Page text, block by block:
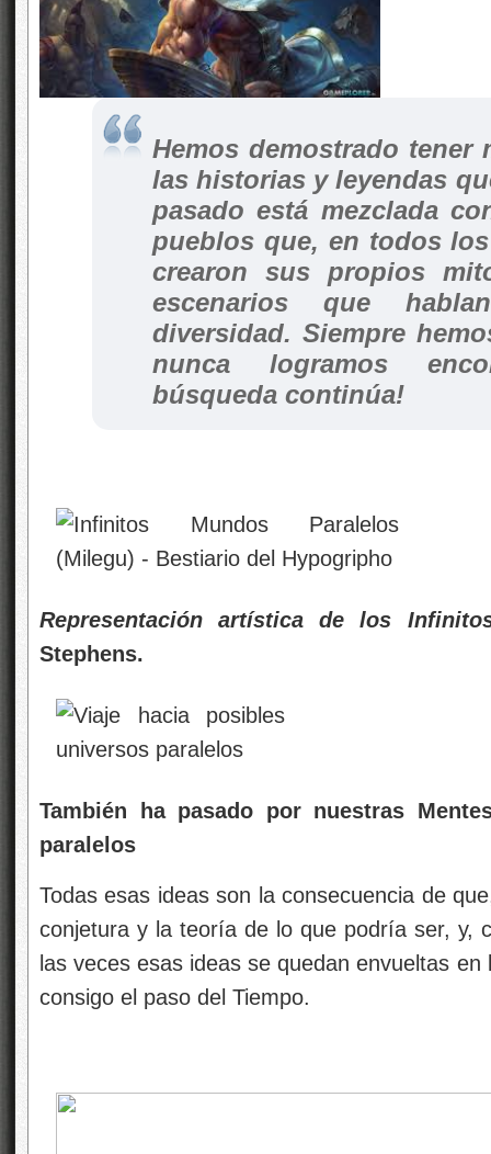
Hemos demostrado tener
las historias y leyendas
pasado está mezclada
pueblos que, en todos
crearon sus propios
escenarios que
diversidad. Siempre
nunca logramos
búsqueda continúa!
Representación artística de los
Stephens.
También ha pasado por nuestras
paralelos
Todas esas ideas son la consecuencia de
conjetura y la teoría de lo que podría ser, y,
las veces esas ideas se quedan envueltas
consigo el paso del Tiempo.